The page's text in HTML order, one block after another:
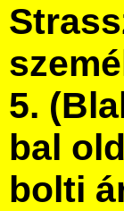
5.
bal
bolti